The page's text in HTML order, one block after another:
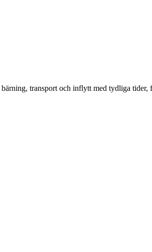
transport och inflytt med tydliga